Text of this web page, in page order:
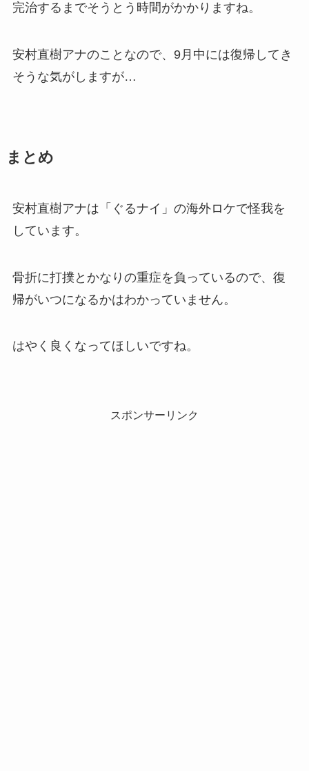
完治するまでそうとう時間がかかりますね。
安村直樹アナのことなので、9月中には復帰してき
そうな気がしますが…
まとめ
安村直樹アナは「ぐるナイ」の海外ロケで怪我を
しています。
骨折に打撲とかなりの重症を負っているので、復
帰がいつになるかはわかっていません。
はやく良くなってほしいですね。
スポンサーリンク